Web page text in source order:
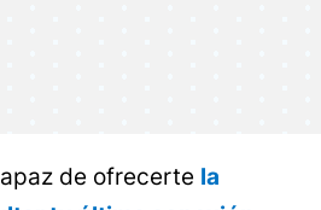
de ofrecerte la